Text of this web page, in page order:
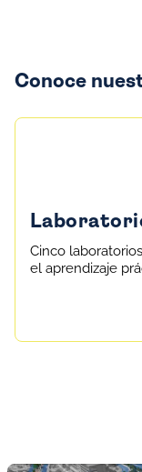
Conoce
Cinco
el aprendizaje